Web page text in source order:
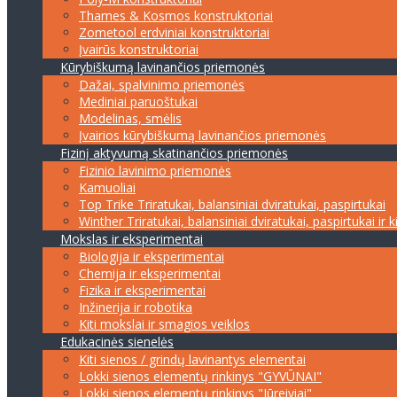
Thames & Kosmos konstruktoriai
Zometool erdviniai konstruktoriai
Įvairūs konstruktoriai
Kūrybiškumą lavinančios priemonės
Dažai, spalvinimo priemonės
Mediniai paruoštukai
Modelinas, smėlis
Įvairios kūrybiškumą lavinančios priemonės
Fizinį aktyvumą skatinančios priemonės
Fizinio lavinimo priemonės
Kamuoliai
Top Trike Triratukai, balansiniai dviratukai, paspirtukai
Winther Triratukai, balansiniai dviratukai, paspirtukai ir
Mokslas ir eksperimentai
Biologija ir eksperimentai
Chemija ir eksperimentai
Fizika ir eksperimentai
Inžinerija ir robotika
Kiti mokslai ir smagios veiklos
Edukacinės sienelės
Kiti sienos / grindų lavinantys elementai
Lokki sienos elementų rinkinys "GYVŪNAI"
Lokki sienos elementų rinkinys "Jūreiviai"